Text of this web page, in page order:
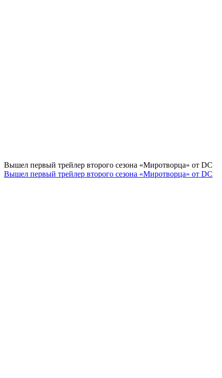
Вышел первый трейлер второго сезона «Миротворца» от DC
Вышел первый трейлер второго сезона «Миротворца» от DC